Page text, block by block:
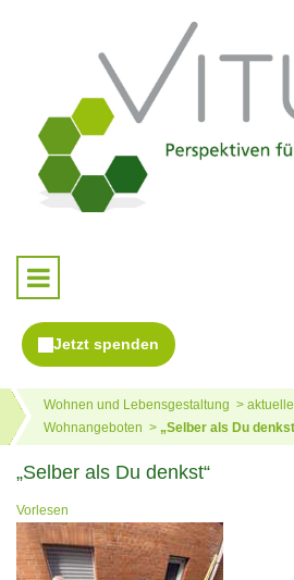
Wohnen und Lebensgestaltung
Wohnangeboten
„Selber als Du
„Selber als Du denkst“
Vorlesen